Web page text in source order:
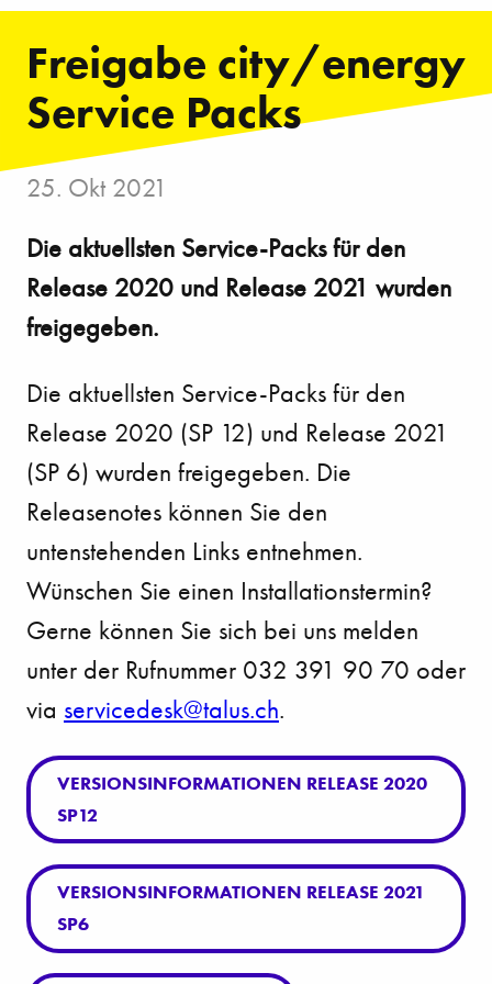
Freigabe city/energy
Service Packs
25. Okt 2021
Die aktuellsten Service-Packs für den
Release 2020 und Release 2021 wurden
freigegeben.
Die aktuellsten Service-Packs für den
Release 2020 (SP 12) und Release 2021
(SP 6) wurden freigegeben. Die
Releasenotes können Sie den
untenstehenden Links entnehmen.
Wünschen Sie einen Installationstermin?
Gerne können Sie sich bei uns melden
unter der Rufnummer 032 391 90 70 oder
via s rv c d sk t l s ch.
VERSIONSINFORMATIONEN RELEASE 2020
SP12
VERSIONSINFORMATIONEN RELEASE 2021
SP6